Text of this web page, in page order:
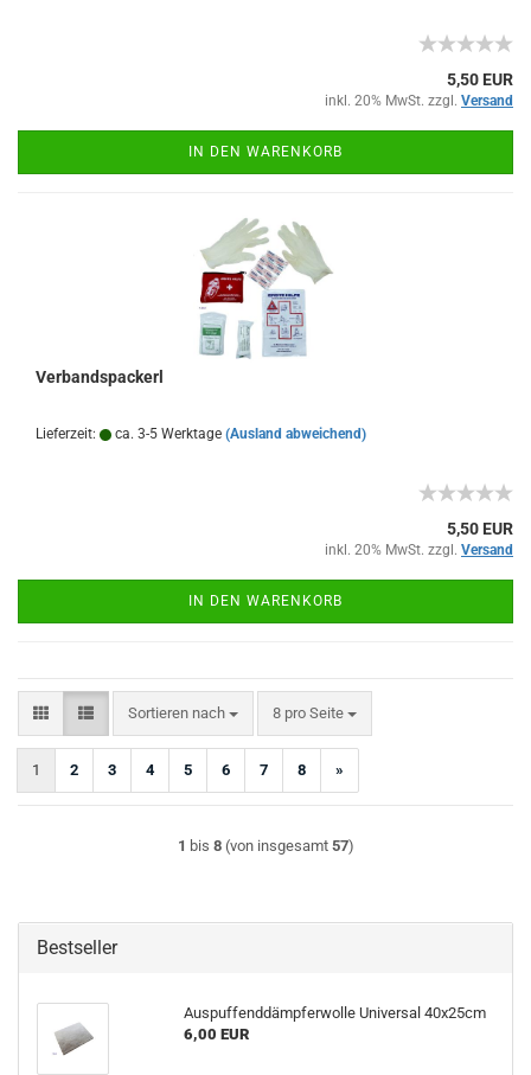
5,50 EUR
inkl. 20% MwSt. zzgl. Versand
IN DEN WARENKORB
Verbandspackerl
Lieferzeit: ca. 3-5 Werktage (Ausland abweichend)
5,50 EUR
inkl. 20% MwSt. zzgl. Versand
IN DEN WARENKORB
Sortieren nach
Sortieren nach 8 pro Seite
pro Seite
1 2 3 4 5 6 7 8 »
1 bis 8(von insgesamt 57)
Bestseller
Auspuffenddämpferwolle Universal 40x25cm
6,00 EUR